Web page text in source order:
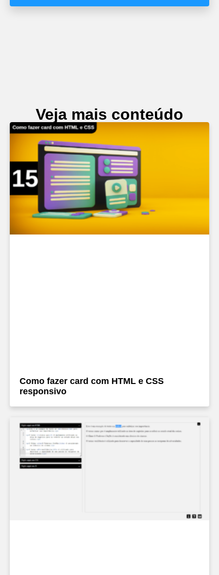
Veja mais conteúdo
Como fazer card com HTML e CSS
responsivo